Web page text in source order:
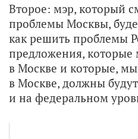
Второе: мэр, который
проблемы Москвы,
как решить проблемы
предложения,
в Москве и которые,
в Москве, должны
и на федеральном